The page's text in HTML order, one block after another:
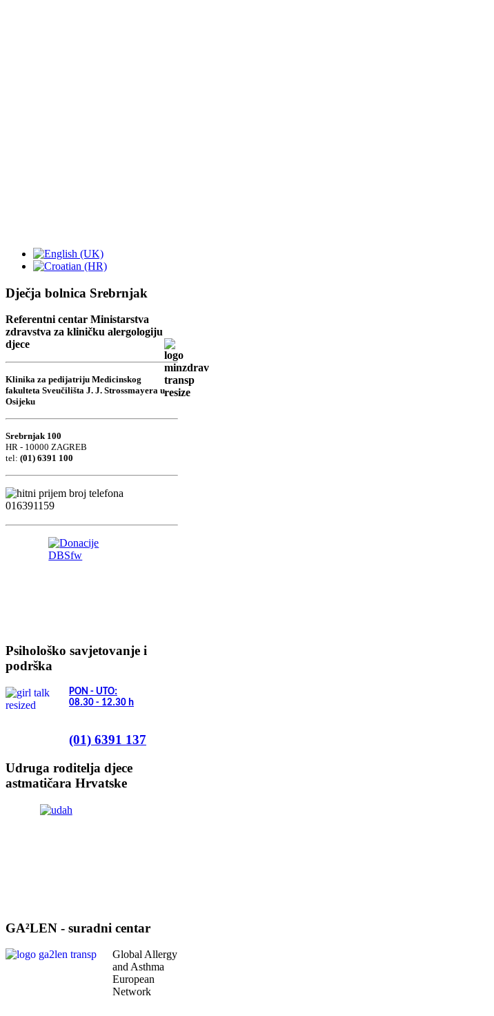
Dječja bolnica Srebrnjak
Referentni centar Ministarstva
zdravstva za kliničku alergologiju
djece
Klinika za pedijatriju Medicinskog
fakulteta Sveučilišta J. J. Strossmayera u
Osijeku
Srebrnjak 100
HR - 10000 ZAGREB
tel: (01) 6391 100
Psihološko savjetovanje i
podrška
PON - UTO:
08.30 - 12.30 h
(01) 6391 137
Udruga roditelja djece
astmatičara Hrvatske
GA²LEN - suradni centar
Global Allergy
and Asthma
European
Network